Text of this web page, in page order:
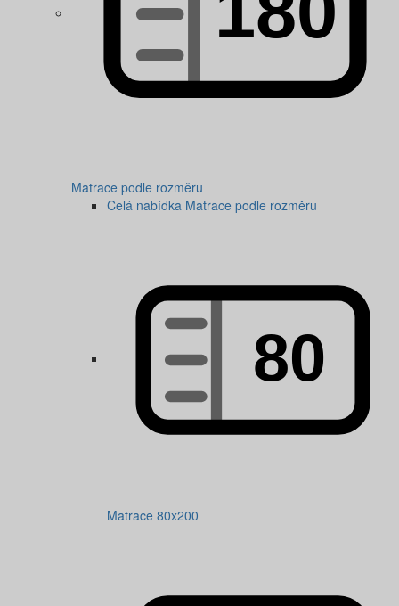
Matrace podle rozměru
Celá nabídka Matrace podle rozměru
Matrace 80x200